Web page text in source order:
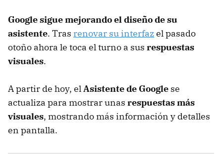
Google sigue mejorando el diseño de su
asistente. Tras renovar su interfazel pasado
otoño ahora le toca el turno a sus respuestas
visuales.
A partir de hoy, elAsistente de Google se
actualiza para mostrar unas respuestas más
visuales, mostrando más información y detalles
en pantalla.